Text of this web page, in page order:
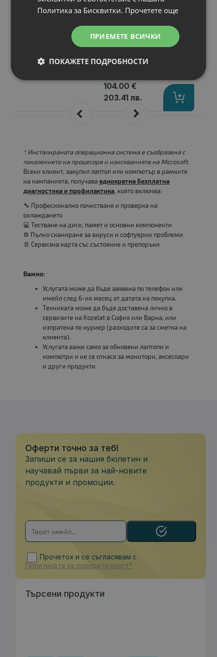
headphones
Микрофон
: Built-in Microphone
Тип: Overhead
Импеданс, Ohm
: 32 ohm
Конектор: USB-C
104.00 €
203.41 лв.
* Инсталираната операционна система е съобразена с
поколението на процесора и изискванията на Microsoft.
Всеки клиент, закупил лаптоп или компютър в рамките
на кампанията, получава еднократна безплатна
диагностика и профилактика, която включва:
🔧 Професионално почистване и проверка на
охлаждането
💻 Тестване на диск, памет и основни компоненти
⚙️ Пълно сканиране за вируси и софтуерни проблеми
📄 Сервизна карта със състояние и препоръки
Важно:
Услугата може да бъде заявена по телефон или
имейл след 6-ия месец от датата на покупка.
Техниката може да бъде доставена лично в
сервизите на Kozelat в София или Варна, или
изпратена по куриер (разходите са за сметка на
клиента).
Услугата важи само за обновени лаптопи и
компютри и не се отнася за монитори, аксесоари
и други продукти.
Оферти точно за теб!
Запиши се за нашия бюлетин и
научавай първи за най-новите
продукти и промоции.
Прочетох и се съгласявам с
Политиката за поверителност*
Търсени продукти
Политика за Бисквитки. Прочетете още
ПРИЕМЕТЕ ВСИЧКИ
ПОКАЖЕТЕ ПОДРОБНОСТИ